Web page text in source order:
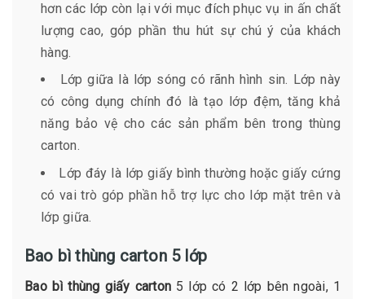
hơn các lớp còn lại với mục đích phục vụ in ấn chất
lượng cao, góp phần thu hút sự chú ý của khách
hàng.
Lớp giữa là lớp sóng có rãnh hình sin. Lớp này
có công dụng chính đó là tạo lớp đệm, tăng khả
năng bảo vệ cho các sản phẩm bên trong thùng
carton.
Lớp đáy là lớp giấy bình thường hoặc giấy cứng
có vai trò góp phần hỗ trợ lực cho lớp mặt trên và
lớp giữa.
Bao bì thùng carton 5 lớp
Bao bì thùng giấy carton 5 lớp có 2 lớp bên ngoài, 1